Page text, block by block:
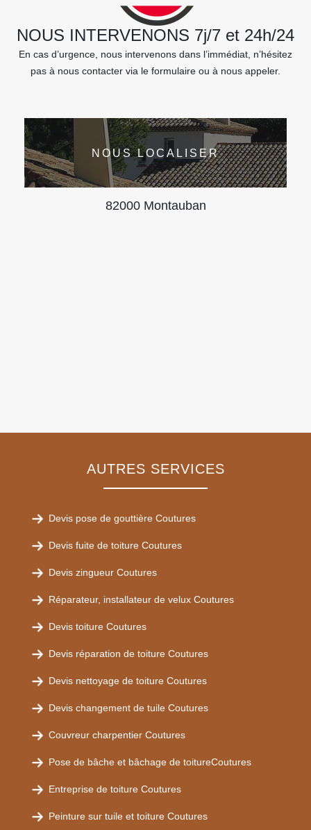
NOUS INTERVENONS 7j/7 et 24h/24
En cas d’urgence, nous intervenons dans l’immédiat, n’hésitez
pas à nous contacter via le formulaire ou à nous appeler.
NOUS LOCALISER
82000 Montauban
AUTRES SERVICES
Devis pose de gouttière Coutures
Devis fuite de toiture Coutures
Devis zingueur Coutures
Réparateur, installateur de velux Coutures
Devis toiture Coutures
Devis réparation de toiture Coutures
Devis nettoyage de toiture Coutures
Devis changement de tuile Coutures
Couvreur charpentier Coutures
Pose de bâche et bâchage de toitureCoutures
Entreprise de toiture Coutures
Peinture sur tuile et toiture Coutures